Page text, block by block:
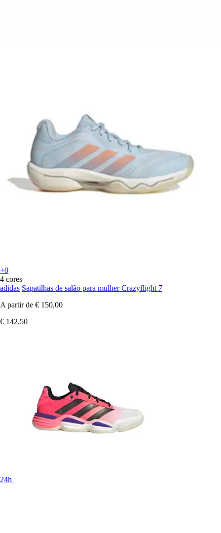
+0
4 cores
adidas Sapatilhas de salão para mulher Crazyflight 7
A partir de € 150,00
€ 142,50
24h